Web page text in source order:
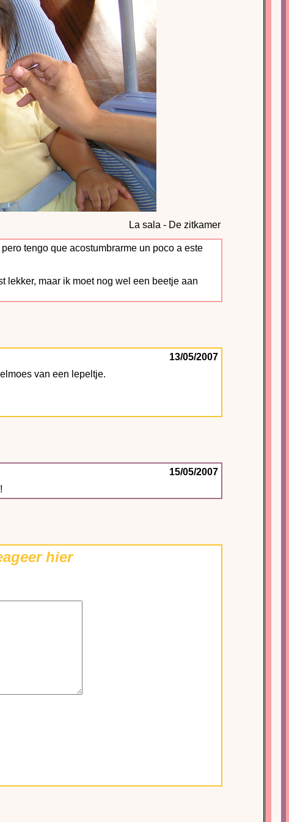
La sala - De zitkamer
tengo que acostumbrarme un poco a este
lekker, maar ik moet nog wel een beetje aan
13/05/2007
van een lepeltje.
15/05/2007
hier